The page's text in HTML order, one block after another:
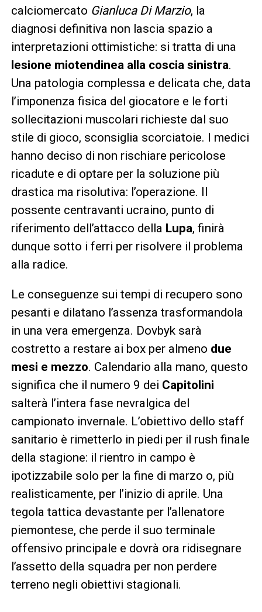
calciomercato Gianluca Di Marzio, la
diagnosi definitiva non lascia spazio a
interpretazioni ottimistiche: si tratta di una
lesione miotendinea alla coscia sinistra.
Una patologia complessa e delicata che, data
l’imponenza fisica del giocatore e le forti
sollecitazioni muscolari richieste dal suo
stile di gioco, sconsiglia scorciatoie. I medici
hanno deciso di non rischiare pericolose
ricadute e di optare per la soluzione più
drastica ma risolutiva: l’operazione. Il
possente centravanti ucraino, punto di
riferimento dell’attacco della Lupa, finirà
dunque sotto i ferri per risolvere il problema
alla radice.
Le conseguenze sui tempi di recupero sono
pesanti e dilatano l’assenza trasformandola
in una vera emergenza. Dovbyk sarà
costretto a restare ai box per almeno due
mesi e mezzo. Calendario alla mano, questo
significa che il numero 9 dei Capitolini
salterà l’intera fase nevralgica del
campionato invernale. L’obiettivo dello staff
sanitario è rimetterlo in piedi per il rush finale
della stagione: il rientro in campo è
ipotizzabile solo per la fine di marzo o, più
realisticamente, per l’inizio di aprile. Una
tegola tattica devastante per l’allenatore
piemontese, che perde il suo terminale
offensivo principale e dovrà ora ridisegnare
l’assetto della squadra per non perdere
terreno negli obiettivi stagionali.